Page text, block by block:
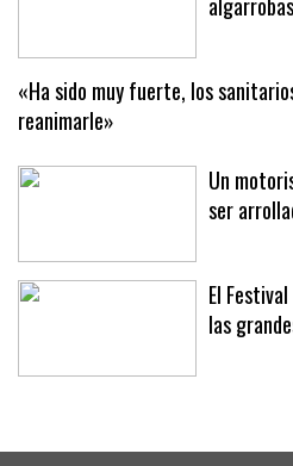
«Ha sido muy fuerte, los
reanimarle»
Un
ser
El
las